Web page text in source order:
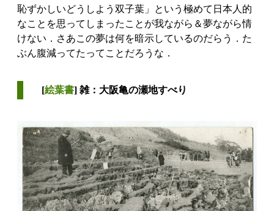
恥ずかしいどうしよう双子葉」という極めて日本人的
なことを思ってしまったことが我ながら＆夢ながら情
けない．さあこの夢は何を暗示しているのだらう．た
ぶん腹減ってたってことだろうな．
[絵葉書] 雑：大阪亀の瀬地すべり